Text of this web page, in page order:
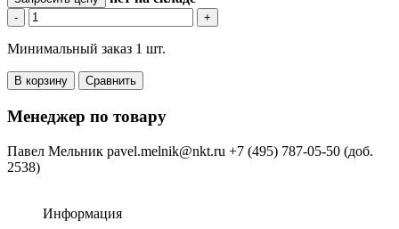
- +
Минимальный заказ 1 шт.
В корзину Сравнить
Менеджер по товару
Павел Мельник pavel.melnik@nkt.ru +7 (495) 787-05-50 (доб.
2538)
Информация